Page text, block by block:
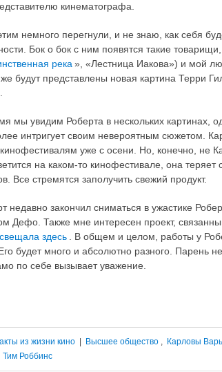
кинематографа.
немного перегнули, и не знаю, как себя
Бок о бок с ним появятся такие
река », «Лестница Иакова») и мой
же будут представлены новая картина Терри
мы увидим Роберта в нескольких картинах,
интригует своим невероятным сюжетом.
уже с осени. Но, конечно, не
на каком-то кинофестивале, она теряет
Все стремятся заполучить свежий продукт.
недавно закончил сниматься в ужастике
Дефо. Также мне интересен проект,
здесь
. В общем и целом, работы у
будет много и абсолютно разного. Парень
по себе вызывает уважение.
из жизни кино Высшее общество , Карловы
Тим Роббинс